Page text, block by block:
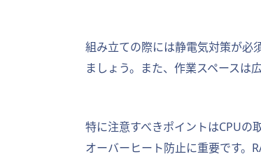
組み立ての際には静電気対策が必
ましょう。また、作業スペースは
特に注意すべきポイントはCPUの
オーバーヒート防止に重要です。